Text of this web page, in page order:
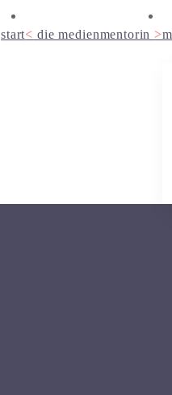
start< die medienmentorin >